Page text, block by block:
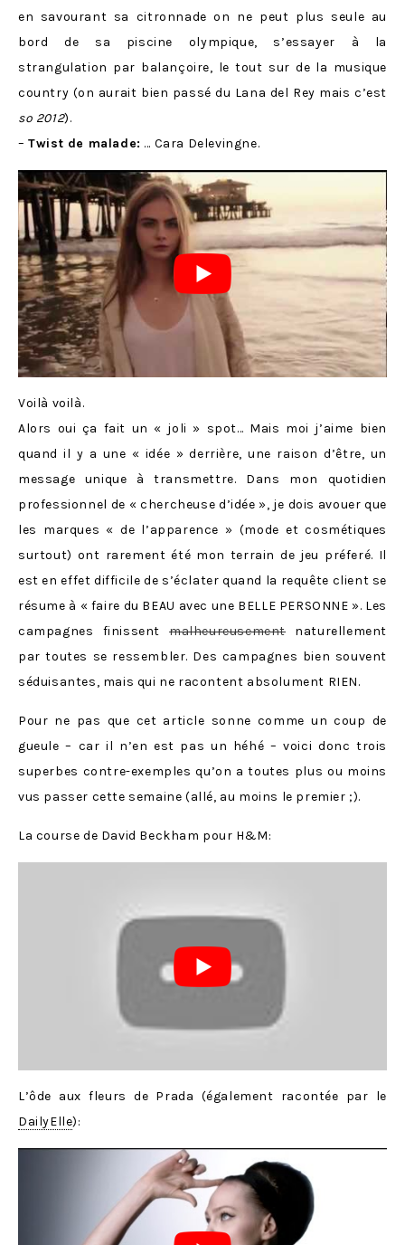
en savourant sa citronnade on ne peut plus seule au
bord de sa piscine olympique, s’essayer à la
strangulation par balançoire, le tout sur de la musique
country (on aurait bien passé du Lana del Rey mais c’est
so 2012).
–Twist de malade: … Cara Delevingne.
Voilà voilà.
Alors oui ça fait un « joli » spot… Mais moi j’aime bien
quand il y a une « idée » derrière, une raison d’être, un
message unique à transmettre. Dans mon quotidien
professionnel de « chercheuse d’idée », je dois avouer que
les marques « de l’apparence » (mode et cosmétiques
surtout) ont rarement été mon terrain de jeu préferé. Il
est en effet difficile de s’éclater quand la requête client se
résume à « faire du BEAU avec une BELLE PERSONNE ». Les
campagnes finissentmalheureusement naturellement
par toutes se ressembler. Des campagnes bien souvent
séduisantes, mais qui ne racontent absolument RIEN.
Pour ne pas que cet article sonne comme un coup de
gueule – car il n’en est pas un héhé – voici donc trois
superbes contre-exemples qu’on a toutes plus ou moins
vus passer cette semaine (allé, au moins le premier ;).
La course de David Beckham pour H&M:
L’ôde aux fleurs de Prada (également racontée par le
DailyElle):